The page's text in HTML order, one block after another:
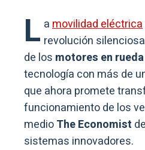
L amovilidad eléctrica
revolución
de los motores en
tecnología con más de
que ahora promete
funcionamiento de los
medioThe Economist
sistemas innovadores.